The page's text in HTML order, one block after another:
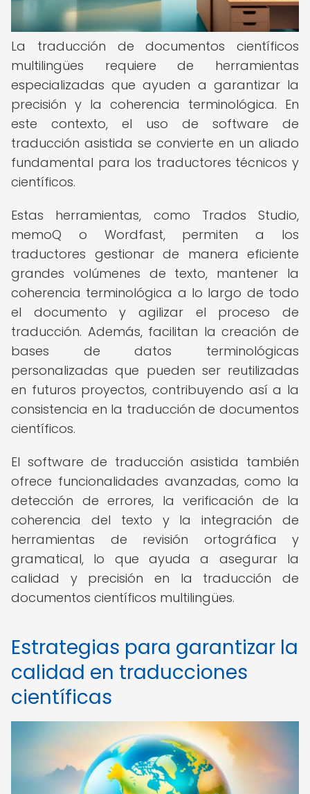
La traducción de documentos científicos
multilingües requiere de herramientas
especializadas que ayuden a garantizar la
precisión y la coherencia terminológica. En
este contexto, el uso de software de
traducción asistida se convierte en un aliado
fundamental para los traductores técnicos y
científicos.
Estas herramientas, como Trados Studio,
memoQ o Wordfast, permiten a los
traductores gestionar de manera eficiente
grandes volúmenes de texto, mantener la
coherencia terminológica a lo largo de todo
el documento y agilizar el proceso de
traducción. Además, facilitan la creación de
bases de datos terminológicas
personalizadas que pueden ser reutilizadas
en futuros proyectos, contribuyendo así a la
consistencia en la traducción de documentos
científicos.
El software de traducción asistida también
ofrece funcionalidades avanzadas, como la
detección de errores, la verificación de la
coherencia del texto y la integración de
herramientas de revisión ortográfica y
gramatical, lo que ayuda a asegurar la
calidad y precisión en la traducción de
documentos científicos multilingües.
Estrategias para garantizar la
calidad en traducciones
científicas